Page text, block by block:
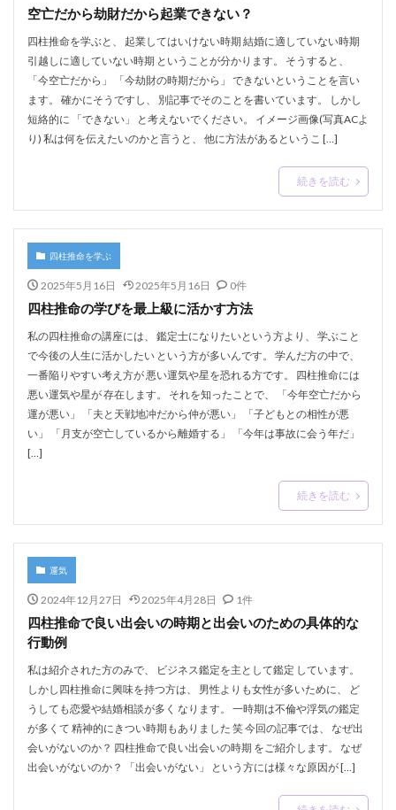
空亡だから劫財だから起業できない？
四柱推命を学ぶと、 起業してはいけない時期 結婚に適していない時期
引越しに適していない時期 ということが分かります。 そうすると、
「今空亡だから」 「今劫財の時期だから」 できないということを言い
ます。 確かにそうですし、 別記事でそのことを書いています。 しかし
短絡的に 「できない」 と考えないでください。 イメージ画像(写真ACよ
り) 私は何を伝えたいのかと言うと、 他に方法があるというこ […]
続きを読む
四柱推命を学ぶ
2025年5月16日 2025年5月16日 0件
四柱推命の学びを最上級に活かす方法
私の四柱推命の講座には、 鑑定士になりたいという方より、 学ぶこと
で今後の人生に活かしたい という方が多いんです。 学んだ方の中で、
一番陥りやすい考え方が 悪い運気や星を恐れる方です。 四柱推命には
悪い運気や星が 存在します。 それを知ったことで、 「今年空亡だから
運が悪い」 「夫と天戦地冲だから仲が悪い」 「子どもとの相性が悪
い」 「月支が空亡しているから離婚する」 「今年は事故に会う年だ」
[…]
続きを読む
運気
2024年12月27日 2025年4月28日 1件
四柱推命で良い出会いの時期と出会いのための具体的な
行動例
私は紹介された方のみで、 ビジネス鑑定を主として鑑定 しています。
しかし四柱推命に興味を持つ方は、 男性よりも女性が多いために、 ど
うしても恋愛や結婚相談が多く なります。 一時期は不倫や浮気の鑑定
が多くて 精神的にきつい時期もありました 笑 今回の記事では、 なぜ出
会いがないのか？ 四柱推命で良い出会いの時期 をご紹介します。 なぜ
出会いがないのか？ 「出会いがない」 という方には様々な原因が […]